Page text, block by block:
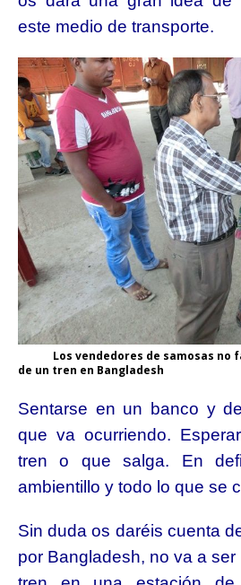
este medio de transporte.
Los vendedores de samosas no
de un tren en Bangladesh
Sentarse en un banco y
que va ocurriendo.
tren o que salga. En
ambientillo y todo lo que se
Sin duda os daréis cuenta
por Bangladesh, no va a